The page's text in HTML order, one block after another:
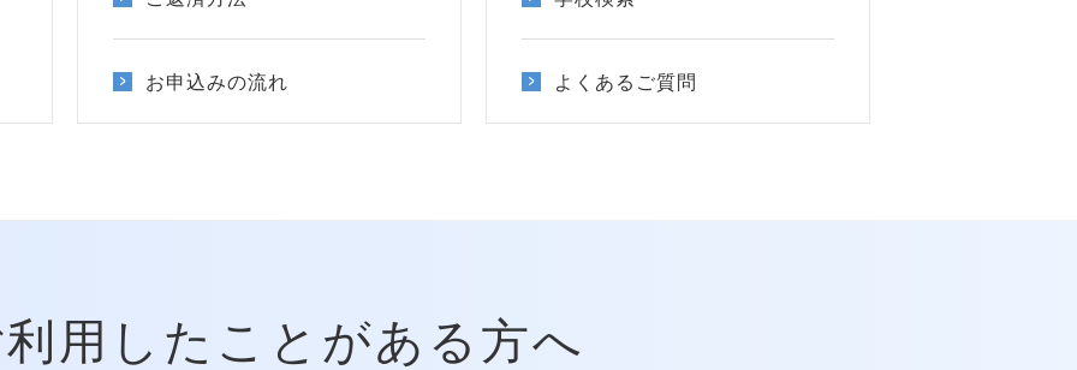
お申込みの流れ よくあるご質問
用したことがある方へ